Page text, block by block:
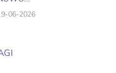
NA
SZKOLNY
06-2026